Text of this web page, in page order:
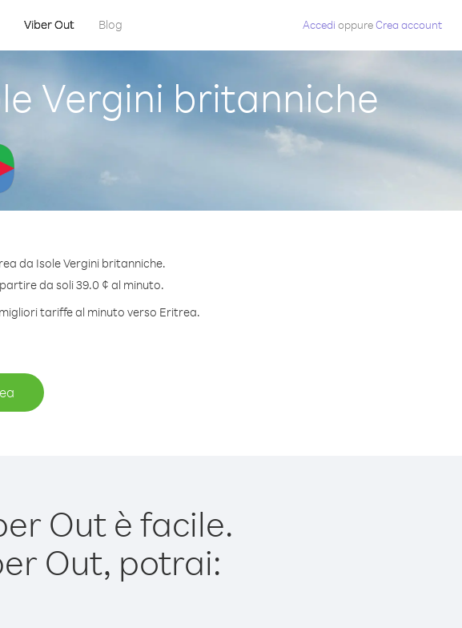
Viber Out Blog Accedi oppureCrea account
Vergini britanniche
da Isole Vergini britanniche.
da soli 39.0 ¢ al minuto.
tariffe al minuto verso Eritrea.
Out è facile.
Out, potrai: